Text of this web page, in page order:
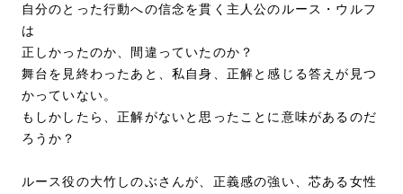
自分のとった行動への信念を貫く主人公のルース・ウルフ
は
正しかったのか、間違っていたのか？
舞台を見終わったあと、私自身、正解と感じる答えが見つ
かっていない。
もしかしたら、正解がないと思ったことに意味があるのだ
ろうか？
ルース役の大竹しのぶさんが、正義感の強い、芯ある女性